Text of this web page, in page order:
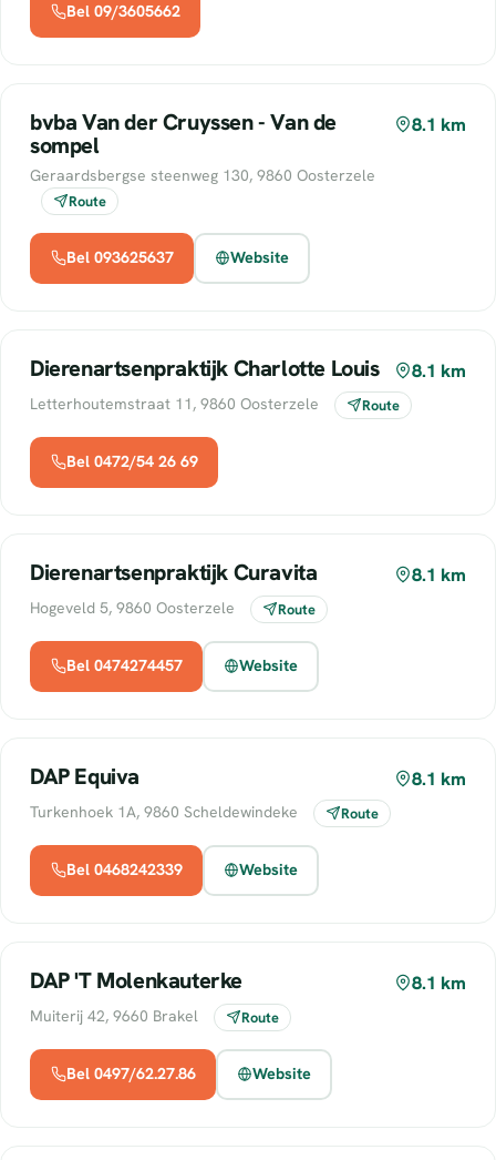
Bel 09/3605662
bvba Van der Cruyssen - Van de
sompel
8.1 km
Geraardsbergse steenweg 130, 9860 Oosterzele
Route
Bel 093625637 Website
Dierenartsenpraktijk Charlotte Louis 8.1 km
Letterhoutemstraat 11, 9860 Oosterzele Route
Bel 0472/54 26 69
Dierenartsenpraktijk Curavita 8.1 km
Hogeveld 5, 9860 Oosterzele Route
Bel 0474274457 Website
DAP Equiva 8.1 km
Turkenhoek 1A, 9860 Scheldewindeke Route
Bel 0468242339 Website
DAP 'T Molenkauterke 8.1 km
Muiterij 42, 9660 Brakel Route
Bel 0497/62.27.86 Website